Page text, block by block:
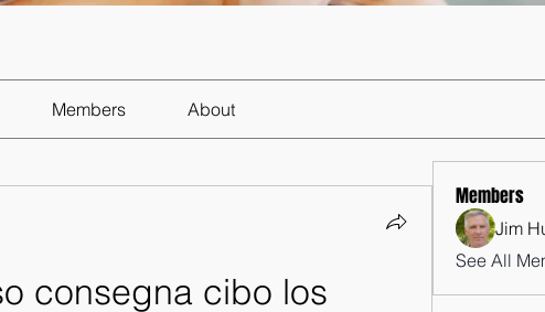
Members About
consegna cibo los
Members
Jim
See All